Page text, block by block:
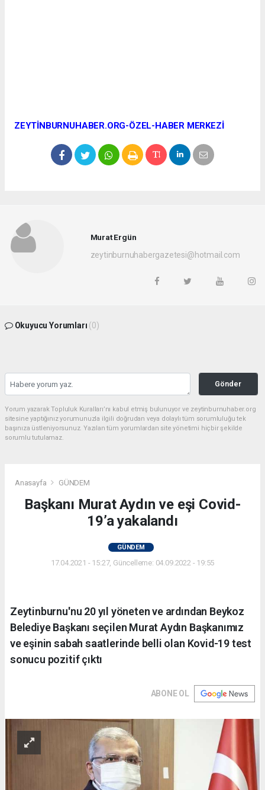
ZEYTİNBURNUHABER.ORG-ÖZEL-HABER MERKEZİ
Murat Ergün
zeytinburnuhabergazetesi@hotmail.com
Okuyucu Yorumları (0)
Gönder
Yorum yazarak Topluluk Kuralları’nı kabul etmiş bulunuyor ve zeytinburnuhaber.org
sitesine yaptığınız yorumunuzla ilgili doğrudan veya dolaylı tüm sorumluluğu tek
başınıza üstleniyorsunuz. Yazılan tüm yorumlardan site yönetimi hiçbir şekilde
sorumlu tutulamaz.
Anasayfa GÜNDEM
Başkanı Murat Aydın ve eşi Covid-
19’a yakalandı
GÜNDEM
17.04.2021 - 15:27, Güncelleme: 04.09.2022 - 19:55
Zeytinburnu'nu 20 yıl yöneten ve ardından Beykoz
Belediye Başkanı seçilen Murat Aydın Başkanımız
ve eşinin sabah saatlerinde belli olan Kovid-19 test
sonucu pozitif çıktı
ABONE OL